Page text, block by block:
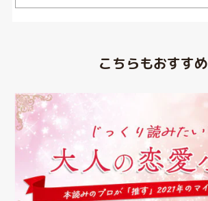
こちらもおすすめ